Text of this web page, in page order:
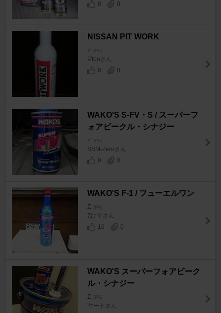
8
0
NISSAN PIT WORK
Z [PA]
Z'tonさん
8
0
WAKO'S S-FV・S / スーパーフ
ォアビークル・シナジー
Z [PA]
SSM-Zeroさん
9
0
WAKO'S F-1 / フューエルワン
Z [PA]
Zひでさん
16
0
WAKO'S スーパーフォアビーク
ル・シナジー
Z [PA]
ヤートさん